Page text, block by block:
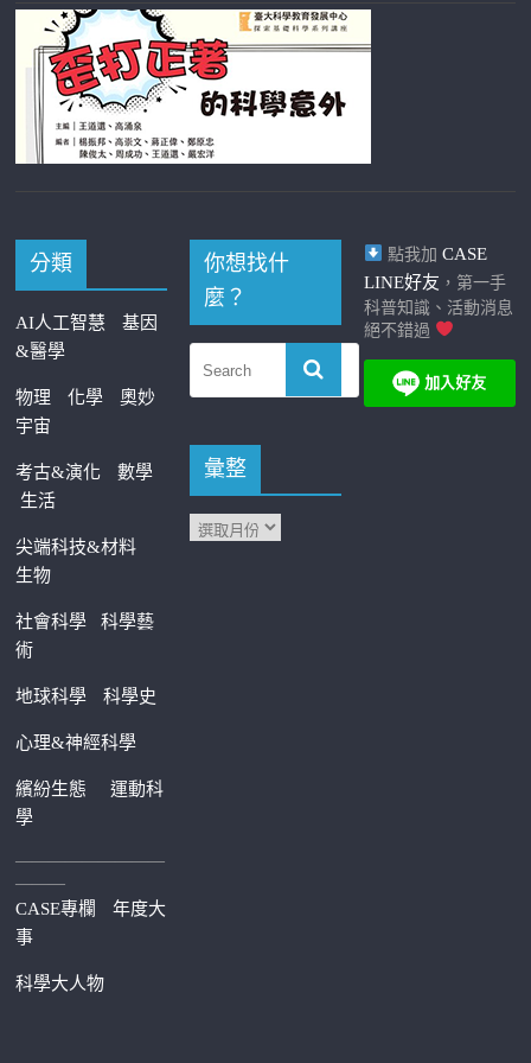
分類
AI人工智慧
基因
&醫學
物理 化學
奧妙
宇宙
考古&演化
數學
生活
尖端科技&材料
生物
社會科學科學藝
術
地球科學 科學史
心理&神經科學
繽紛生態運動科
學
—————————
———
CASE專欄
年度大
事
科學大人物
你想找什
麼？
彙整
點我加 CASE
LINE好友 ，第一手
科普知識、活動消息
絕不錯過